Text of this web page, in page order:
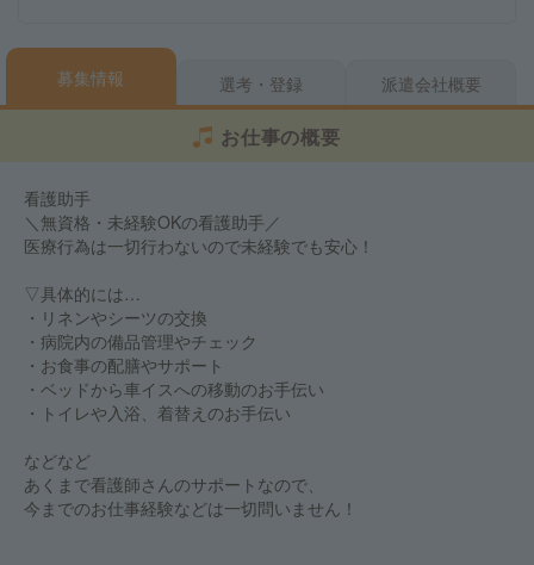
募集情報 選考・登録 派遣会社概要
お仕事の概要
看護助手
＼無資格・未経験OKの看護助手／
医療行為は一切行わないので未経験でも安心！
▽具体的には…
・リネンやシーツの交換
・病院内の備品管理やチェック
・お食事の配膳やサポート
・ベッドから車イスへの移動のお手伝い
・トイレや入浴、着替えのお手伝い
などなど
あくまで看護師さんのサポートなので、
今までのお仕事経験などは一切問いません！